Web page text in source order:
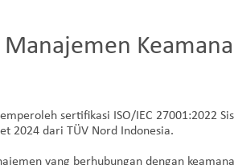
sertifikasi ISO/IEC 27001:2022
2024 dari TÜV Nord Indonesia.
yang berhubungan dengan